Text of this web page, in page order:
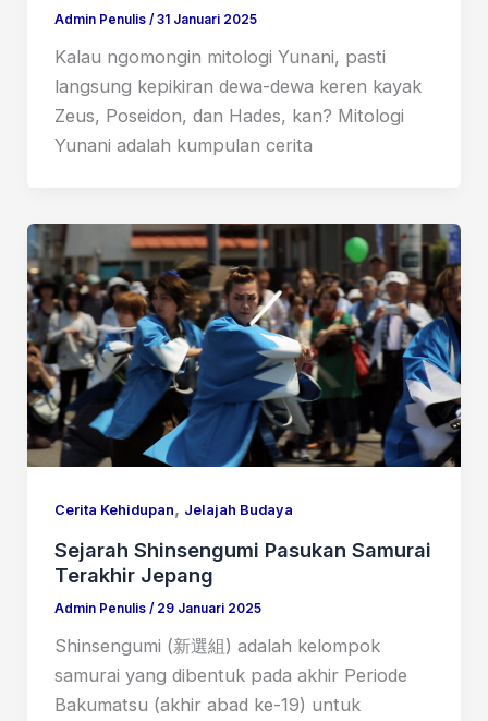
Admin Penulis / 31 Januari 2025
Kalau ngomongin mitologi Yunani, pasti
langsung kepikiran dewa-dewa keren kayak
Zeus, Poseidon, dan Hades, kan? Mitologi
Yunani adalah kumpulan cerita
Cerita Kehidupan, Jelajah Budaya
Sejarah Shinsengumi Pasukan Samurai
Terakhir Jepang
Admin Penulis / 29 Januari 2025
Shinsengumi (新選組) adalah kelompok
samurai yang dibentuk pada akhir Periode
Bakumatsu (akhir abad ke-19) untuk